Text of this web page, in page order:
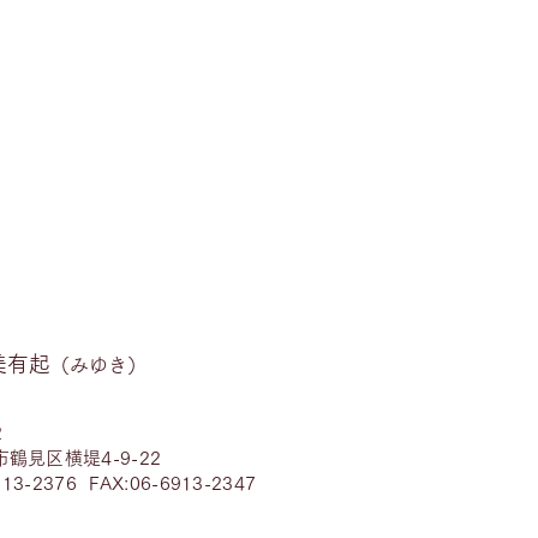
有起 （みゆき）
鶴見区横堤4-9-22
2376​ FAX:06-6913-2347